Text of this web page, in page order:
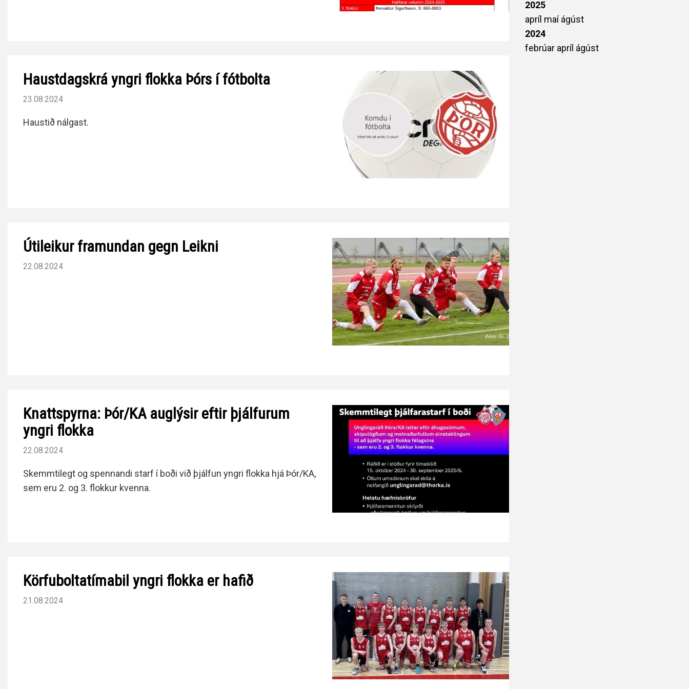
Handbók aðalstjórnar Þórs
Haustdagskrá yngri flokka Þórs í fótbolta
23.08.2024
Haustið nálgast.
Útileikur framundan gegn Leikni
22.08.2024
Knattspyrna: Þór/KA auglýsir eftir þjálfurum
yngri flokka
22.08.2024
Skemmtilegt og spennandi starf í boði við þjálfun yngri flokka hjá Þór/KA,
sem eru 2. og 3. flokkur kvenna.
Körfuboltatímabil yngri flokka er hafið
21.08.2024
2025
apríl maíágúst
2024
febrúar apríl ágúst